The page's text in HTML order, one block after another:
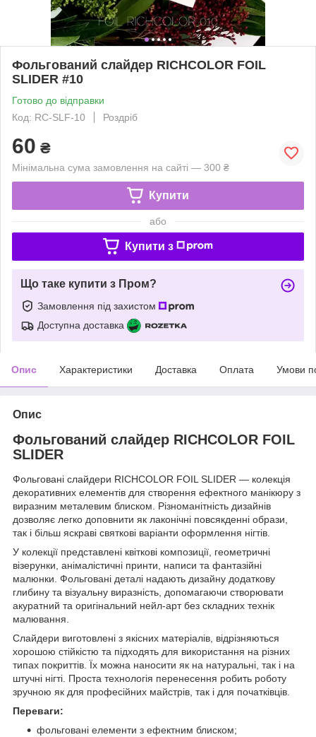
Фольгований слайдер RICHCOLOR FOIL
SLIDER #10
Готово до відправки
Код: RC-SLF-10
Роздріб
60 ₴
Мінімальна сума замовлення на сайті — 300 ₴
Купити
або
Купити з
Що таке купити з Пром?
Замовлення під захистом
Доступна доставка
Опис Характеристики Доставка Оплата Умови
Опис
Фольгований слайдер RICHCOLOR FOIL
SLIDER
Фольговані слайдери RICHCOLOR FOIL SLIDER — колекція
декоративних елементів для створення ефектного манікюру з
виразним металевим блиском. Різноманітність дизайнів
дозволяє легко доповнити як лаконічні повсякденні образи,
так і більш яскраві святкові варіанти оформлення нігтів.
У колекції представлені квіткові композиції, геометричні
візерунки, анімалістичні принти, написи та фантазійні
малюнки. Фольговані деталі надають дизайну додаткову
глибину та візуальну виразність, допомагаючи створювати
акуратний та оригінальний нейл-арт без складних технік
малювання.
Слайдери виготовлені з якісних матеріалів, відрізняються
хорошою стійкістю та підходять для використання на різних
типах покриттів. Їх можна наносити як на натуральні, так і на
штучні нігті. Проста технологія перенесення робить роботу
зручною як для професійних майстрів, так і для початківців.
Переваги:
фольговані елементи з ефектним блиском;